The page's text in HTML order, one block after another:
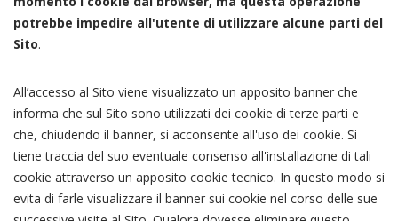
potrebbe impedire all'utente di utilizzare alcune parti del
Sito.
All’accesso al Sito viene visualizzato un apposito banner che
informa che sul Sito sono utilizzati dei cookie di terze parti e
che, chiudendo il banner, si acconsente all'uso dei cookie. Si
tiene traccia del suo eventuale consenso all'installazione di tali
cookie attraverso un apposito cookie tecnico. In questo modo si
evita di farle visualizzare il banner sui cookie nel corso delle sue